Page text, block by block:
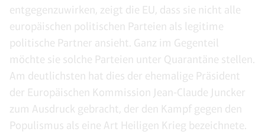
entgegenzuwirken, zeigt die EU, dass sie nicht alle
europäischen politischen Parteien als legitime
politische Partner ansieht. Ganz im Gegenteil
möchte sie solche Parteien unter Quarantäne stellen.
Am deutlichsten hat dies der ehemalige Präsident
der Europäischen Kommission Jean-Claude Juncker
zum Ausdruck gebracht, der den Kampf gegen den
Populismus als eine Art Heiligen Krieg bezeichnete.